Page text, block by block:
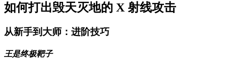
如何打出毁天灭地的 X 射线攻击
从新手到大师：进阶技巧
王是终极靶子